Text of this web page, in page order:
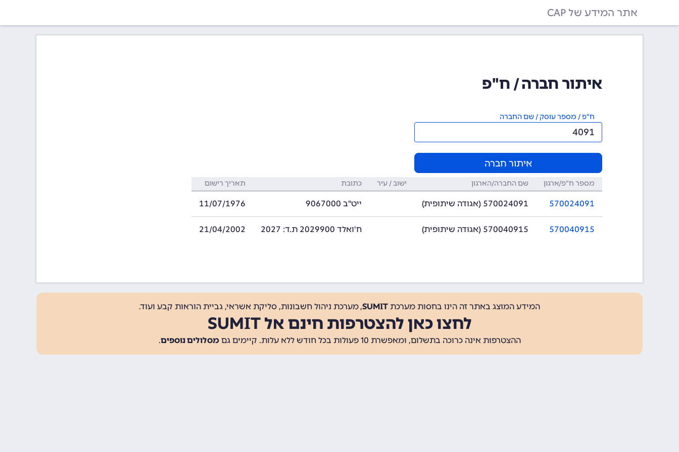
אתר המידע של CAP
איתור חברה / ח"פ
ח"פ / מספר עוסק / שם החברה
איתור חברה
מספר ח"פ/ארגון שם החברה/הארגון ישוב / עיר כתובת תאריך רישום
570024091 570024091 (אגודה שיתופית) ייט"ב 9067000 11/07/1976
570040915 570040915 (אגודה שיתופית) ח'ואלד 2029900 ת.ד: 2027 21/04/2002
המידע המוצג באתר זה הינו בחסות מערכת SUMIT, מערכת ניהול חשבונות, סליקת אשראי, גביית הוראות קבע ועוד.
לחצו כאן להצטרפות חינם אל SUMIT
ההצטרפות אינה כרוכה בתשלום, ומאפשרת 10 פעולות בכל חודש ללא עלות. קיימים גם מסלולים נוספים.